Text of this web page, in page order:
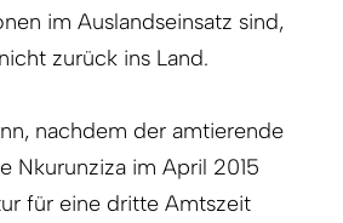
im Auslandseinsatz sind,
zurück ins Land.
nachdem der amtierende
Nkurunziza im April 2015
für eine dritte Amtszeit